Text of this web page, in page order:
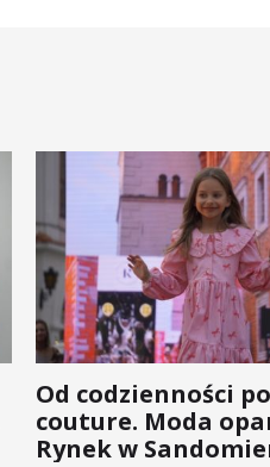
Od codzienności
couture. Moda
Rynek w